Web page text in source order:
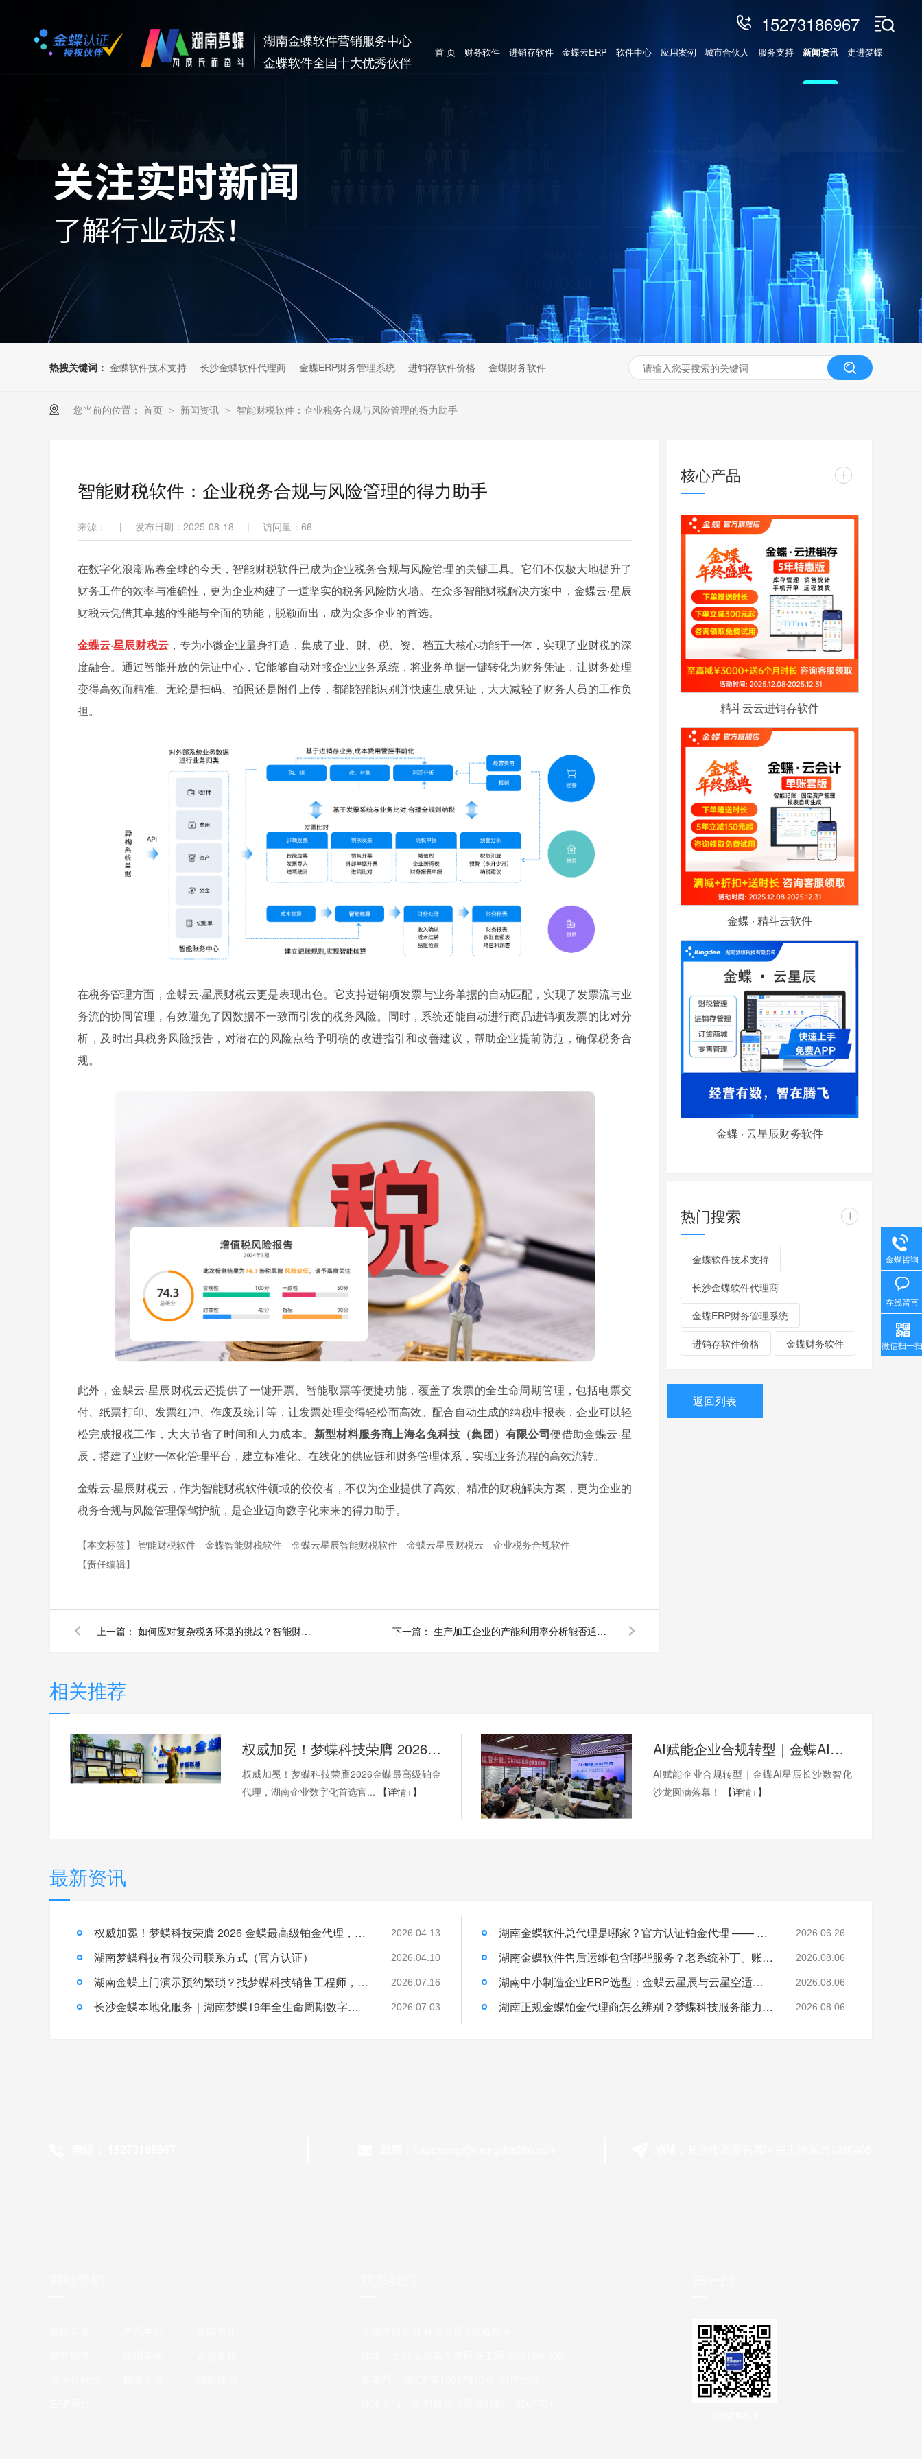
湖南金蝶软件营销服务中心
金蝶软件全国十大优秀伙伴
15273186967
首 页 财务软件 进销存软件 金蝶云ERP 软件中心 应用案例 城市合伙人 服务支持 新闻资讯 走进梦蝶
热搜关键词： 金蝶软件技术支持 长沙金蝶软件代理商 金蝶ERP财务管理系统 进销存软件价格 金蝶财务软件
您当前的位置： 首页 > 新闻资讯 > 智能财税软件：企业税务合规与风险管理的得力助手
智能财税软件：企业税务合规与风险管理的得力助手
来源： | 发布日期：2025-08-18 | 访问量： 66
在数字化浪潮席卷全球的今天，智能财税软件已成为企业税务合规与风险管理的关键工具。它们不仅极大地提升了
财务工作的效率与准确性，更为企业构建了一道坚实的税务风险防火墙。在众多智能财税解决方案中，金蝶云·星辰
财税云凭借其卓越的性能与全面的功能，脱颖而出，成为众多企业的首选。
金蝶云·星辰财税云，专为小微企业量身打造，集成了业、财、税、资、档五大核心功能于一体，实现了业财税的深
度融合。通过智能开放的凭证中心，它能够自动对接企业业务系统，将业务单据一键转化为财务凭证，让财务处理
变得高效而精准。无论是扫码、拍照还是附件上传，都能智能识别并快速生成凭证，大大减轻了财务人员的工作负
担。
在税务管理方面，金蝶云·星辰财税云更是表现出色。它支持进销项发票与业务单据的自动匹配，实现了发票流与业
务流的协同管理，有效避免了因数据不一致而引发的税务风险。同时，系统还能自动进行商品进销项发票的比对分
析，及时出具税务风险报告，对潜在的风险点给予明确的改进指引和改善建议，帮助企业提前防范，确保税务合
规。
此外，金蝶云·星辰财税云还提供了一键开票、智能取票等便捷功能，覆盖了发票的全生命周期管理，包括电票交
付、纸票打印、发票红冲、作废及统计等，让发票处理变得轻松而高效。配合自动生成的纳税申报表，企业可以轻
松完成报税工作，大大节省了时间和人力成本。 新型材料服务商上海名兔科技（集团）有限公司便借助金蝶云·星
辰，搭建了业财一体化管理平台，建立标准化、在线化的供应链和财务管理体系，实现业务流程的高效流转。
金蝶云·星辰财税云，作为智能财税软件领域的佼佼者，不仅为企业提供了高效、精准的财税解决方案，更为企业的
税务合规与风险管理保驾护航，是企业迈向数字化未来的得力助手。
【本文标签】 智能财税软件 金蝶智能财税软件 金蝶云星辰智能财税软件 金蝶云星辰财税云
企业税务合规软件
【责任编辑】
上一篇： 如何应对复杂税务环境的挑战？智能财税管理来帮忙 下一篇： 生产加工企业的产能利用率分析能否通过金蝶财务软件实现？如何实现？
核心产品 +
精斗云云进销存软件
金蝶 · 精斗云软件
金蝶 · 云星辰财务软件
热门搜索 +
金蝶软件技术支持
长沙金蝶软件代理商
金蝶ERP财务管理系统
进销存软件价格 金蝶财务软件
返回列表
相关推荐
权威加冕！梦蝶科技荣膺 2026 金蝶最高级铂金代理，湖南企业数字化首选官方核心伙伴
权威加冕！梦蝶科技荣膺2026金蝶最高级铂金
代理，湖南企业数字化首选官...
【详情+】
AI赋能企业合规转型｜金蝶AI星辰长沙数智化沙龙圆满落幕！
AI赋能企业合规转型｜金蝶AI星辰长沙数智化
沙龙圆满落幕！
【详情+】
最新资讯
权威加冕！梦蝶科技荣膺 2026 金蝶最高级铂金代理，湖南企业数字化首选官方核心伙伴 2026.04.13
湖南梦蝶科技有限公司联系方式（官方认证） 2026.04.10
湖南金蝶上门演示预约繁琐？找梦蝶科技销售工程师，一站式统筹行程与现场讲解 2026.07.16
长沙金蝶本地化服务｜湖南梦蝶19年全生命周期数字化落地保障 2026.07.03
湖南金蝶软件总代理是哪家？官方认证铂金代理 —— 湖南梦蝶科技 2026.06.26
湖南金蝶软件售后运维包含哪些服务？老系统补丁、账套修复说明 2026.08.06
湖南中小制造企业ERP选型：金蝶云星辰与云星空适配场景 2026.08.06
湖南正规金蝶铂金代理商怎么辨别？梦蝶科技服务能力介绍 2026.08.06
金蝶咨询
在线留言
微信扫一扫